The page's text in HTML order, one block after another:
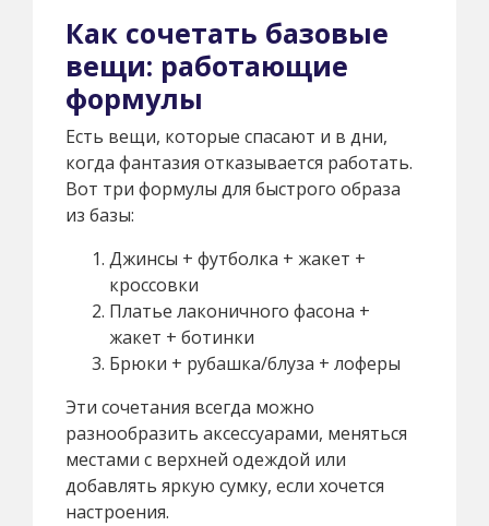
Как сочетать базовые
вещи: работающие
формулы
Есть вещи, которые спасают и в дни,
когда фантазия отказывается работать.
Вот три формулы для быстрого образа
из базы:
Джинсы + футболка + жакет +
кроссовки
Платье лаконичного фасона +
жакет + ботинки
Брюки + рубашка/блуза + лоферы
Эти сочетания всегда можно
разнообразить аксессуарами, меняться
местами с верхней одеждой или
добавлять яркую сумку, если хочется
настроения.